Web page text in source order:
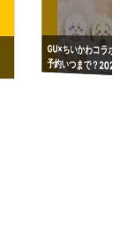
GU×ちいかわコラ
予約いつまで？
ーチやショルダー